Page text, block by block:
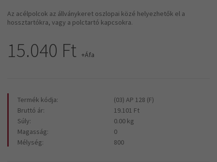
Az acélpolcok az állványkeret oszlopai közé helyezhetők el a
hossztartókra, vagy a polctartó kapcsokra.
15.040 Ft +Áfa
Termék kódja:
(03) AP 128 (F)
Bruttó ár:
19.101 Ft
Súly:
0.00 kg
Magasság:
0
Mélység:
800